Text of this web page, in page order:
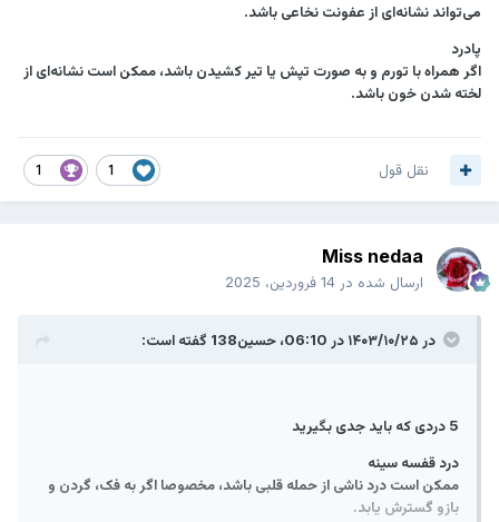
می‌تواند نشانه‌ای از عفونت نخاعی باشد.
پادرد
اگر همراه با تورم و به صورت تپش یا تیر کشیدن باشد، ممکن است نشانه‌ای از
لخته شدن خون باشد.
نقل قول
Miss nedaa
ارسال شده در 14 فروردین، 2025
در ۱۴۰۳/۱۰/۲۵ در 06:10، حسین138 گفته است:
5 دردی که باید جدی بگیرید
درد قفسه سینه
ممکن است درد ناشی از حمله قلبی باشد، مخصوصا اگر به فک، گردن و
بازو گسترش یابد.